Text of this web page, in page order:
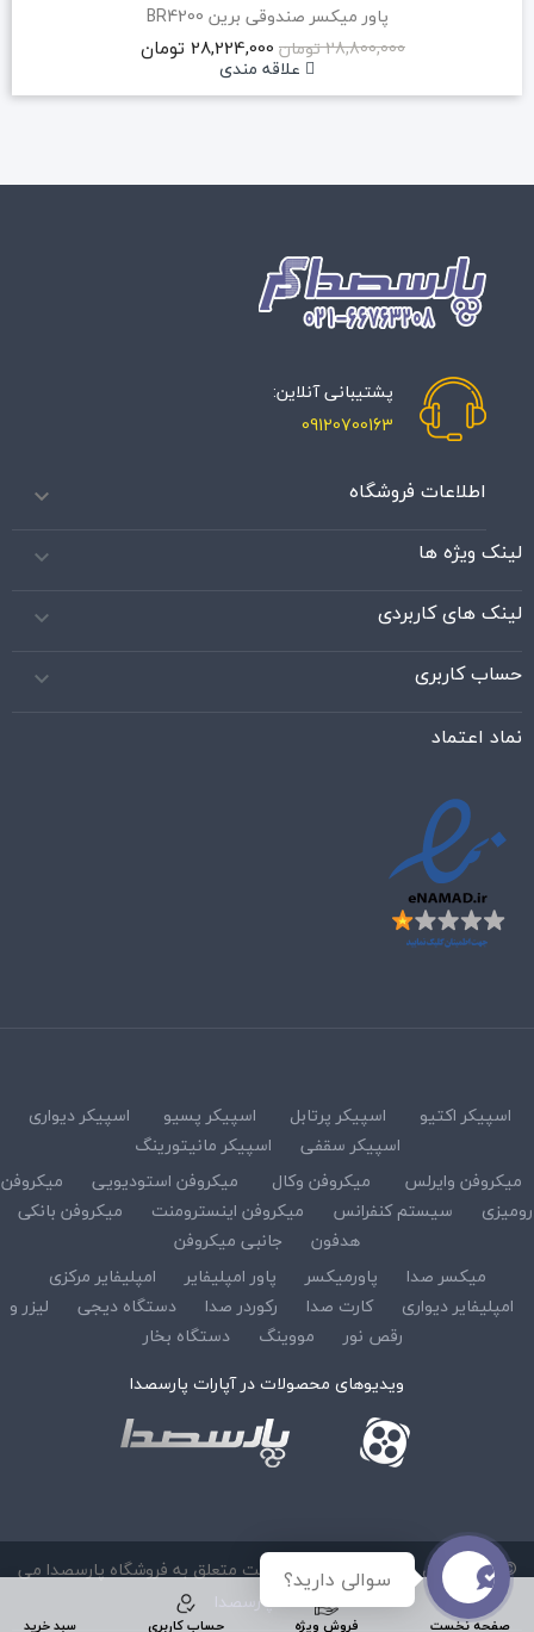
صفحه نخست فروش ویژه حساب کاربری سبد خرید
پاور میکسر صندوقی برین BR4200
28,800,000 تومان
28,224,000 تومان
علاقه مندی
پشتیبانی آنلاین:
09120700163
اطلاعات فروشگاه 
لینک ویژه ها 
لینک های کاربردی 
حساب کاربری 
نماد اعتماد
اسپیکر اکتیو اسپیکر پرتابل اسپیکر پسیو
اسپیکر دیواری
اسپیکر سقفی
اسپیکر مانیتورینگ
میکروفن وایرلس
میکروفن وکال میکروفن استودیویی
میکروفن
رومیزی
سیستم کنفرانس میکروفن اینسترومنت
میکروفن بانکی
هدفون
جانبی میکروفن
میکسر صدا
پاورمیکسر پاور امپلیفایر
امپلیفایر مرکزی
امپلیفایر دیواری
کارت صدا رکوردر صدا دستگاه دیجی
لیزر و
رقص نور
مووینگ
دستگاه بخار
ویدیوهای محصولات در آپارات پارسصدا
© کلیه حقوق مادی و معنوی این سایت متعلق به فروشگاه پارسصدا می
باشد :پارسصدا
سوالی دارید؟